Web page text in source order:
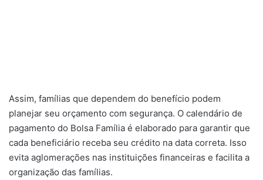
Assim, famílias que dependem do benefício podem
planejar seu orçamento com segurança. O calendário de
pagamento do Bolsa Família é elaborado para garantir que
cada beneficiário receba seu crédito na data correta. Isso
evita aglomerações nas instituições financeiras e facilita a
organização das famílias.